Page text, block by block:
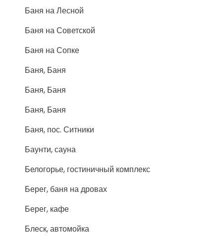
Баня на Лесной
Баня на Советской
Баня на Сопке
Баня, Баня
Баня, Баня
Баня, Баня
Баня, пос. Ситники
Баунти, сауна
Белогорье, гостиничный комплекс
Берег, баня на дровах
Берег, кафе
Блеск, автомойка